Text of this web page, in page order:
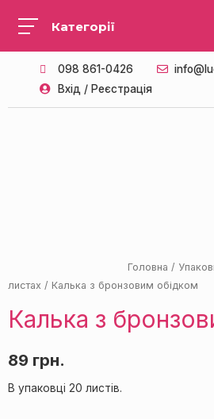
098 861-0426
Вхід / Реєстрація
Головна /
листах / Калька з бронзовим обідком
Калька з
89 грн.
В упаковці 20 листів.